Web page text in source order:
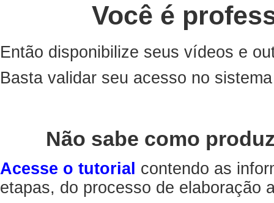
Você é
Então disponibilize seus vídeos e
Basta validar seu acesso no
Não sabe como
Acesse o tutorial contendo as
etapas, do processo de elaboração